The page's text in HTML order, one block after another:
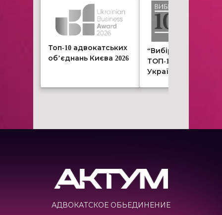
Топ-10 адвокатських
об’єднань Києва 2026
“Вибір клієнта.
ТОП-100 юристів
України 2026”
АДВОКАТСКОЕ ОБЬЕДИНЕНИЕ